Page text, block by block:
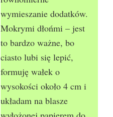
wymieszanie dodatków.
Mokrymi dłońmi – jest
to bardzo ważne, bo
ciasto lubi się lepić,
formuję wałek o
wysokości około 4 cm i
układam na blasze